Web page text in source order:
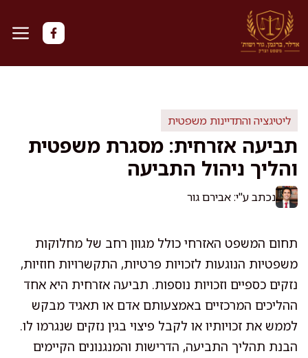
לדלג
לתוכן
ליטיגציה והתדיינות משפטית
תביעה אזרחית: מסגרת משפטית
והליך ניהול התביעה
נכתב ע"י: אבירם גור
תחום המשפט האזרחי כולל מגוון רחב של מחלוקות
משפטיות הנוגעות לזכויות פרטיות, התקשרויות חוזיות,
נזקים כספיים וזכויות נוספות. תביעה אזרחית היא אחד
ההליכים המרכזיים באמצעותם אדם או תאגיד מבקש
לממש את זכויותיו או לקבל פיצוי בגין נזקים שנגרמו לו.
הבנת תהליך התביעה, הדרישות והמנגנונים הקיימים